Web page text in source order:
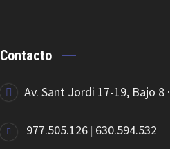
Contacto
Av. Sant Jordi 17-19, Bajo 8
977.505.126 | 630.594.532